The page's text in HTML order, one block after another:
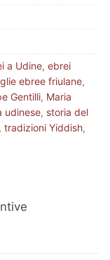
a Udine, ebrei
ebree friulane,
Gentilli, Maria
udinese, storia del
, tradizioni Yiddish,